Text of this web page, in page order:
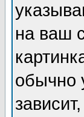
на ваш
обычно